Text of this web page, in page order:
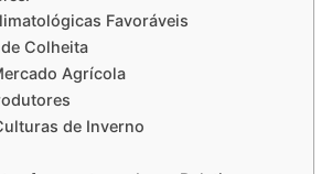
Favoráveis
Colheita
Agrícola
de Inverno